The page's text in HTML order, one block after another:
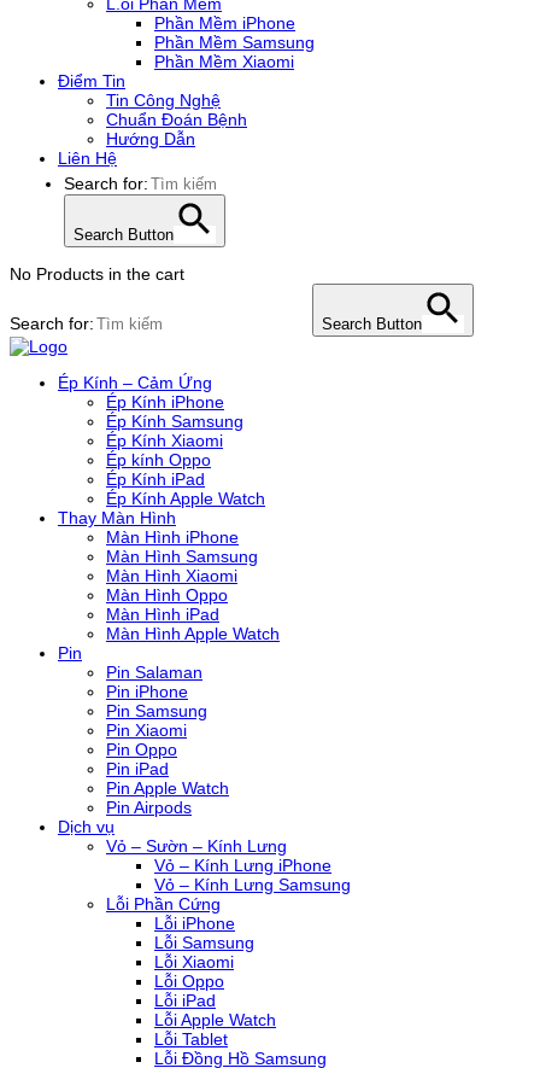
L.ỗi Phần Mềm
Phần Mềm iPhone
Phần Mềm Samsung
Phần Mềm Xiaomi
Điểm Tin
Tin Công Nghệ
Chuẩn Đoán Bệnh
Hướng Dẫn
Liên Hệ
Search for:
Search Button
No Products in the cart
Search for: Search Button
Ép Kính – Cảm Ứng
Ép Kính iPhone
Ép Kính Samsung
Ép Kính Xiaomi
Ép kính Oppo
Ép Kính iPad
Ép Kính Apple Watch
Thay Màn Hình
Màn Hình iPhone
Màn Hình Samsung
Màn Hình Xiaomi
Màn Hình Oppo
Màn Hình iPad
Màn Hình Apple Watch
Pin
Pin Salaman
Pin iPhone
Pin Samsung
Pin Xiaomi
Pin Oppo
Pin iPad
Pin Apple Watch
Pin Airpods
Dịch vụ
Vỏ – Sườn – Kính Lưng
Vỏ – Kính Lưng iPhone
Vỏ – Kính Lưng Samsung
Lỗi Phần Cứng
Lỗi iPhone
Lỗi Samsung
Lỗi Xiaomi
Lỗi Oppo
Lỗi iPad
Lỗi Apple Watch
Lỗi Tablet
Lỗi Đồng Hồ Samsung